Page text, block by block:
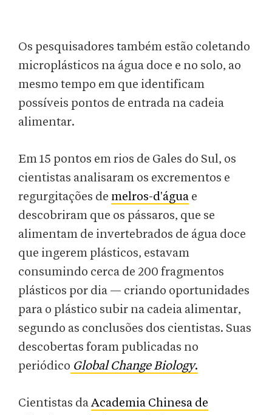
Os pesquisadores também estão coletando
microplásticos na água doce e no solo, ao
mesmo tempo em que identificam
possíveis pontos de entrada na cadeia
alimentar.
Em 15 pontos em rios de Gales do Sul, os
cientistas analisaram os excrementos e
regurgitações de melros-d'água e
descobriram que os pássaros, que se
alimentam de invertebrados de água doce
que ingerem plásticos, estavam
consumindo cerca de 200 fragmentos
plásticos por dia — criando oportunidades
para o plástico subir na cadeia alimentar,
segundo as conclusões dos cientistas. Suas
descobertas foram publicadas no
periódico Global Change Biology.
Cientistas daAcademia Chinesa de